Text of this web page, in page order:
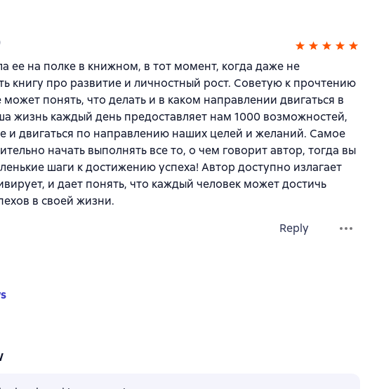
ее на полке в книжном, в тот момент, когда даже не
книгу про развитие и личностный рост. Советую к прочтению
может понять, что делать и в каком направлении двигаться в
жизнь каждый день предоставляет нам 1000 возможностей,
и двигаться по направлению наших целей и желаний. Самое
начать выполнять все то, о чем говорит автор, тогда вы
шаги к достижению успеха! Автор доступно излагает
и дает понять, что каждый человек может достичь
в своей жизни.
Reply